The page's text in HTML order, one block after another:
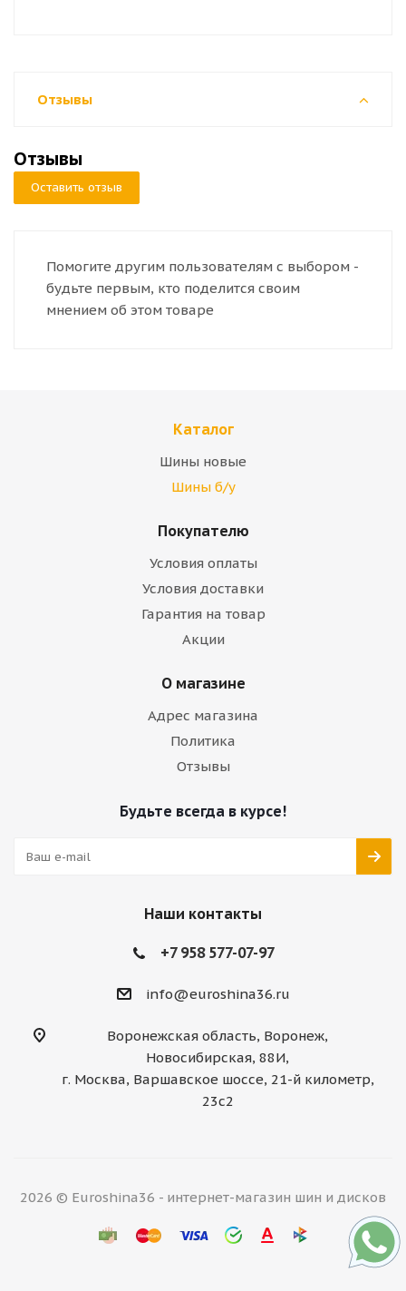
Отзывы
Отзывы
Оставить отзыв
Помогите другим пользователям с выбором -
будьте первым, кто поделится своим
мнением об этом товаре
Каталог
Шины новые
Шины б/у
Покупателю
Условия оплаты
Условия доставки
Гарантия на товар
Акции
О магазине
Адрес магазина
Политика
Отзывы
Будьте всегда в курсе!
Наши контакты
+7 958 577-07-97
info@euroshina36.ru
Воронежская область, Воронеж,
Новосибирская, 88И,
г. Москва, Варшавское шоссе, 21-й километр,
23с2
2026 © Euroshina36 - интернет-магазин шин и дисков